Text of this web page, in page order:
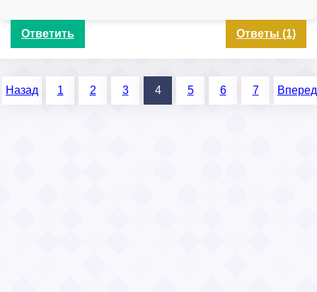
Ответить Ответы (1)
Назад 1 2 3 4 5 6 7 Вперед